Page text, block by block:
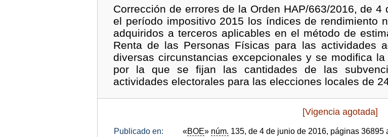
Corrección de errores de la Orden HAP/663/2016, de
el período impositivo 2015 los índices de rendimiento
adquiridos a terceros aplicables en el método de
Renta de las Personas Físicas para las actividades
diversas circunstancias excepcionales y se modifica
por la que se fijan las cantidades de las
actividades electorales para las elecciones locales de
[Vigencia agotada]
Publicado en: «BOE» núm. 135, de 4 de junio de 2016, páginas 36895